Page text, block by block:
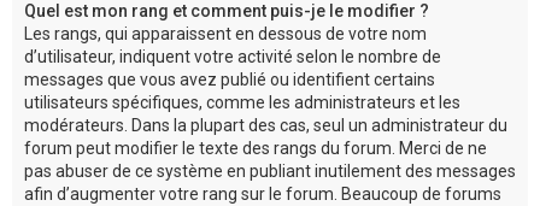
Quel est mon rang et comment puis-je le modifier ?
Les rangs, qui apparaissent en dessous de votre nom
d’utilisateur, indiquent votre activité selon le nombre de
messages que vous avez publié ou identifient certains
utilisateurs spécifiques, comme les administrateurs et les
modérateurs. Dans la plupart des cas, seul un administrateur du
forum peut modifier le texte des rangs du forum. Merci de ne
pas abuser de ce système en publiant inutilement des messages
afin d’augmenter votre rang sur le forum. Beaucoup de forums